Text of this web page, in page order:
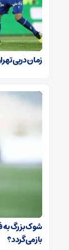
زمان دربی
شوک بزرگ به
بازمی‌گردد؟